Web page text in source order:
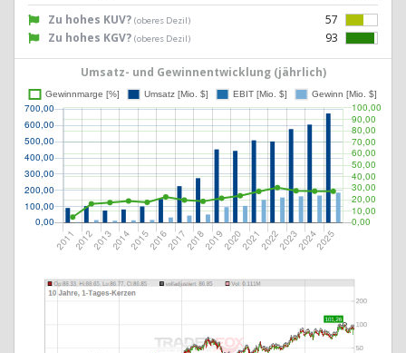
Zu hohes KUV? (oberes Dezil)
57
Zu hohes KGV? (oberes Dezil) 93
Umsatz- und Gewinnentwicklung (jährlich)